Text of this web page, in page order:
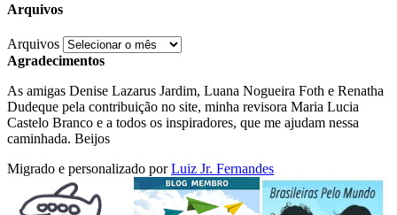
Arquivos
Arquivos
Agradecimentos
As amigas Denise Lazarus Jardim, Luana Nogueira Foth e Renatha
Dudeque pela contribuição no site, minha revisora Maria Lucia
Castelo Branco e a todos os inspiradores, que me ajudam nessa
caminhada. Beijos
Migrado e personalizado porLuiz Jr. Fernandes